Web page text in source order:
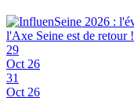
29
Oct 26
31
Oct 26